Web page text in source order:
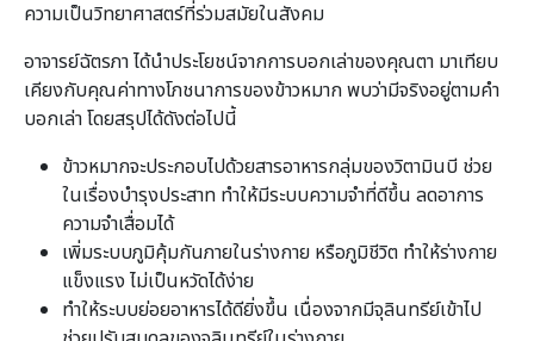
ความเป็นวิทยาศาสตร์ที่ร่วมสมัยในสังคม
อาจารย์ฉัตรภา ได้นำประโยชน์จากการบอกเล่าของคุณตา มาเทียบ
เคียงกับคุณค่าทางโภชนาการของข้าวหมาก พบว่ามีจริงอยู่ตามคำ
บอกเล่า โดยสรุปได้ดังต่อไปนี้
ข้าวหมากจะประกอบไปด้วยสารอาหารกลุ่มของวิตามินบี ช่วย
ในเรื่องบำรุงประสาท ทำให้มีระบบความจำที่ดีขึ้น ลดอาการ
ความจำเสื่อมได้
เพิ่มระบบภูมิคุ้มกันภายในร่างกาย หรือภูมิชีวิต ทำให้ร่างกาย
แข็งแรง ไม่เป็นหวัดได้ง่าย
ทำให้ระบบย่อยอาหารได้ดียิ่งขึ้น เนื่องจากมีจุลินทรีย์เข้าไป